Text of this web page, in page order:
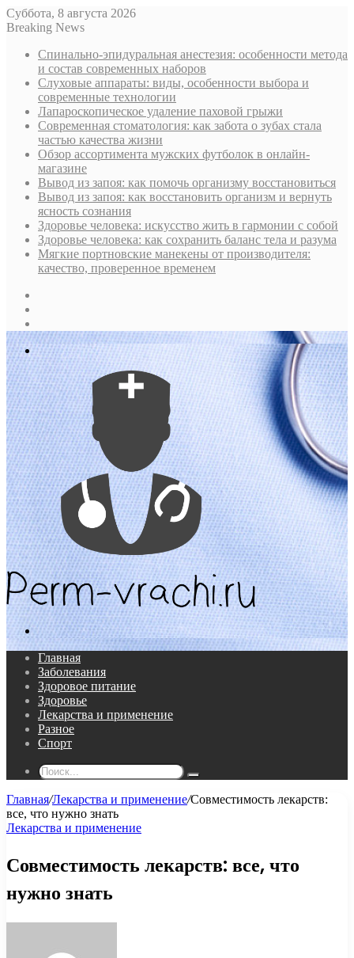
Суббота, 8 августа 2026
Breaking News
Спинально-эпидуральная анестезия: особенности метода
и состав современных наборов
Слуховые аппараты: виды, особенности выбора и
современные технологии
Лапароскопическое удаление паховой грыжи
Современная стоматология: как забота о зубах стала
частью качества жизни
Обзор ассортимента мужских футболок в онлайн-
магазине
Вывод из запоя: как помочь организму восстановиться
Вывод из запоя: как восстановить организм и вернуть
ясность сознания
Здоровье человека: искусство жить в гармонии с собой
Здоровье человека: как сохранить баланс тела и разума
Мягкие портновские манекены от производителя:
качество, проверенное временем
In
Меню
Поиск...
Главная
Заболевания
Здоровое питание
Здоровье
Лекарства и применение
Разное
Спорт
Поиск...
Главная/Лекарства и применение/Совместимость лекарств:
все, что нужно знать
Лекарства и применение
Совместимость лекарств: все, что
нужно знать